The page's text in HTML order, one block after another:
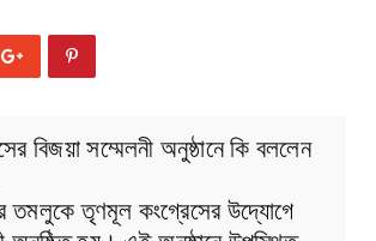
বিজয়া সম্মেলনী অনুষ্ঠানে কি বললেন
তমলুকে তৃণমূল কংগ্রেসের উদ্যোগে